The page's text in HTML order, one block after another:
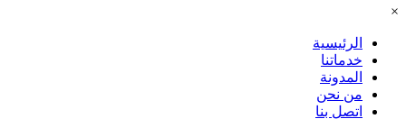
×
الرئيسية
خدماتنا
المدونة
من نحن
اتصل بنا